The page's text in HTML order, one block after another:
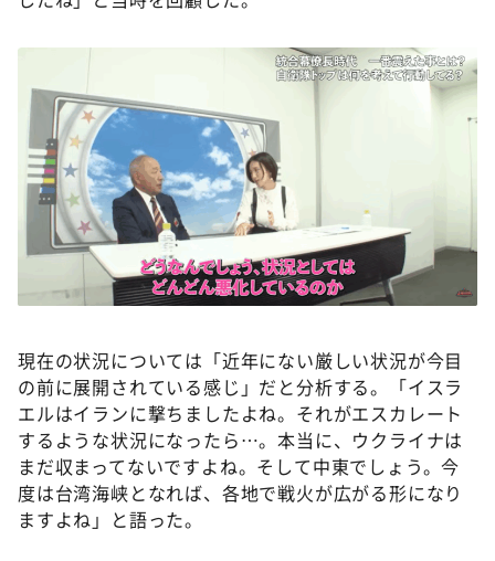
現在の状況については「近年にない厳しい状況が今目
の前に展開されている感じ」だと分析する。「イスラ
エルはイランに撃ちましたよね。それがエスカレート
するような状況になったら…。本当に、ウクライナは
まだ収まってないですよね。そして中東でしょう。今
度は台湾海峡となれば、各地で戦火が広がる形になり
ますよね」と語った。